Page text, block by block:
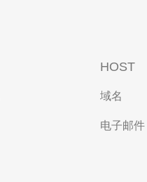
HOST
域名
电子邮件